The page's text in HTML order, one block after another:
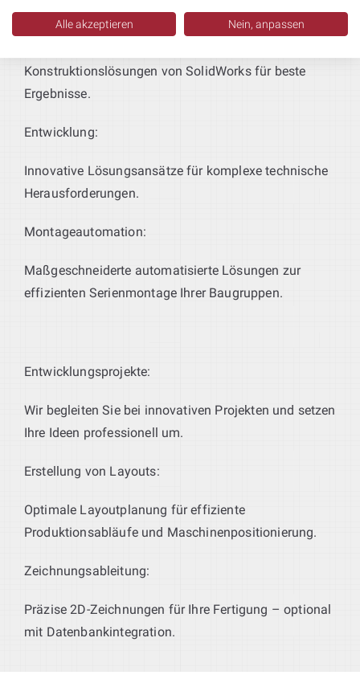
Software:
Konstruktionslösungen von SolidWorks für beste
Ergebnisse.
Entwicklung:
Innovative Lösungsansätze für komplexe technische
Herausforderungen.
Montageautomation:
Maßgeschneiderte automatisierte Lösungen zur
effizienten Serienmontage Ihrer Baugruppen.
Entwicklungsprojekte:
Wir begleiten Sie bei innovativen Projekten und setzen
Ihre Ideen professionell um.
Erstellung von Layouts:
Optimale Layoutplanung für effiziente
Produktionsabläufe und Maschinenpositionierung.
Zeichnungsableitung:
Präzise 2D-Zeichnungen für Ihre Fertigung – optional
mit Datenbankintegration.
Alle akzeptieren Nein, anpassen